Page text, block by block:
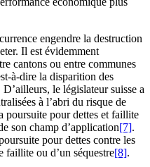
engendre la destruction
Il est évidemment
cantons ou entre communes
à-dire la disparition des
le législateur suisse a
à l’abri du risque de
poursuite pour dettes et faillite
son champ d’application[7].
pour dettes contre les
faillite ou d’un séquestre[8].